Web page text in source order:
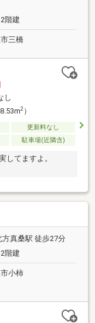
階建
三橋
し
2）
更新料なし
駐車場(近隣含)
してますよ。
真桑駅 徒歩27分
階建
小柿